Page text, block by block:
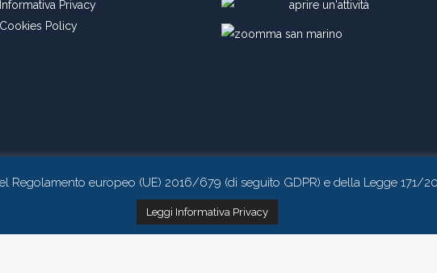
Informativa Privacy
Cookies Policy
Realizzato daStudio 99
Regolamento europeo (UE) 2016/679 (di seguito GDPR) e della Legge 171/
Leggi Informativa Privacy